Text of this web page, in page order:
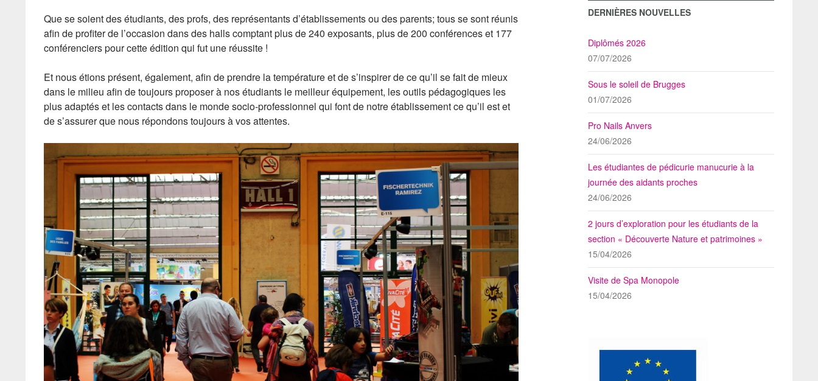
Que se soient des étudiants, des profs, des représentants d’établissements ou des parents; tous se sont réunis
afin de profiter de l’occasion dans des halls comptant plus de 240 exposants, plus de 200 conférences et 177
conférenciers pour cette édition qui fut une réussite !
Et nous étions présent, également, afin de prendre la température et de s’inspirer de ce qu’il se fait de mieux
dans le milieu afin de toujours proposer à nos étudiants le meilleur équipement, les outils pédagogiques les
plus adaptés et les contacts dans le monde socio-professionnel qui font de notre établissement ce qu’il est et
de s’assurer que nous répondons toujours à vos attentes.
DERNIÈRES NOUVELLES
Diplômés 2026
07/07/2026
Sous le soleil de Brugges
01/07/2026
Pro Nails Anvers
24/06/2026
Les étudiantes de pédicurie manucurie à la
journée des aidants proches
24/06/2026
2 jours d’exploration pour les étudiants de la
section « Découverte Nature et patrimoines »
15/04/2026
Visite de Spa Monopole
15/04/2026